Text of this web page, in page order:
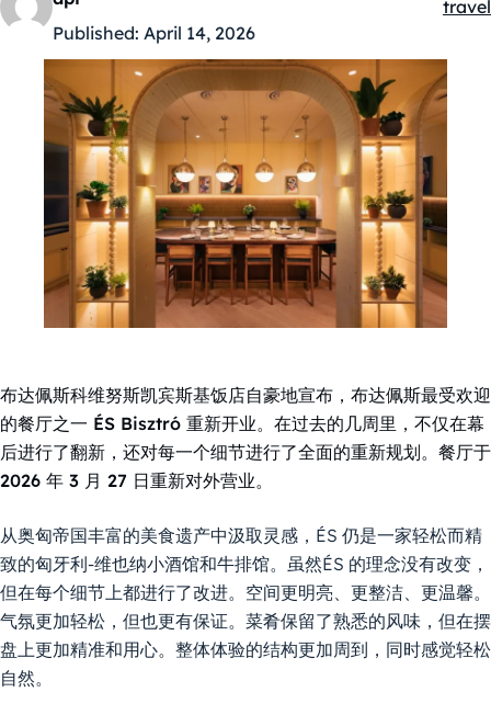
Published: April 14, 2026
travel
布达佩斯科维努斯凯宾斯基饭店自豪地宣布，布达佩斯最受欢迎
的餐厅之一 ÉS Bisztró 重新开业。在过去的几周里，不仅在幕
后进行了翻新，还对每一个细节进行了全面的重新规划。餐厅于
2026 年 3 月 27 日重新对外营业。
从奥匈帝国丰富的美食遗产中汲取灵感，ÉS 仍是一家轻松而精
致的匈牙利-维也纳小酒馆和牛排馆。虽然ÉS 的理念没有改变，
但在每个细节上都进行了改进。空间更明亮、更整洁、更温馨。
气氛更加轻松，但也更有保证。菜肴保留了熟悉的风味，但在摆
盘上更加精准和用心。整体体验的结构更加周到，同时感觉轻松
自然。